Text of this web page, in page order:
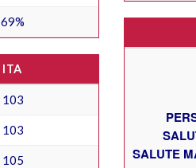
69%
ITA
103
103
105